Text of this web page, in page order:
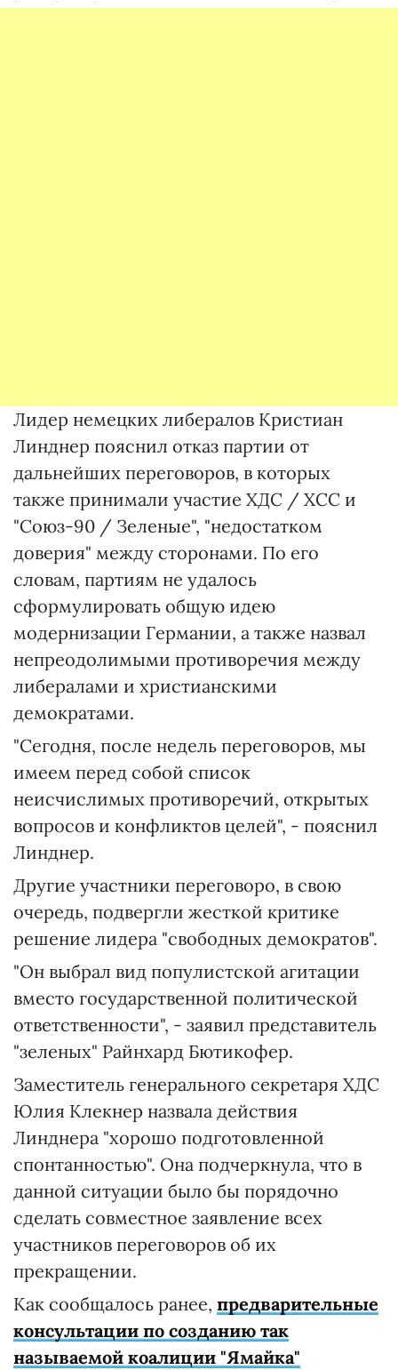
Лидер немецких либералов Кристиан
Линднер пояснил отказ партии от
дальнейших переговоров, в которых
также принимали участие ХДС / ХСС и
"Союз-90 / Зеленые", "недостатком
доверия" между сторонами. По его
словам, партиям не удалось
сформулировать общую идею
модернизации Германии, а также назвал
непреодолимыми противоречия между
либералами и христианскими
демократами.
"Сегодня, после недель переговоров, мы
имеем перед собой список
неисчислимых противоречий, открытых
вопросов и конфликтов целей", - пояснил
Линднер.
Другие участники переговоро, в свою
очередь, подвергли жесткой критике
решение лидера "свободных демократов".
"Он выбрал вид популистской агитации
вместо государственной политической
ответственности", - заявил представитель
"зеленых" Райнхард Бютикофер.
Заместитель генерального секретаря ХДС
Юлия Клекнер назвала действия
Линднера "хорошо подготовленной
спонтанностью". Она подчеркнула, что в
данной ситуации было бы порядочно
сделать совместное заявление всех
участников переговоров об их
прекращении.
Как сообщалось ранее, предварительные
консультации по созданию так
называемой коалиции "Ямайка"